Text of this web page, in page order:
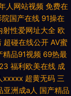
人网站视频 免费在
院国产在线 91操在
射性爱网址大全 欧
超碰在线公开 AV蜜
精品91视频 69热最
福利欧美在线 成
xxxxx 超黄无码 三
亚洲成a人 国产精品